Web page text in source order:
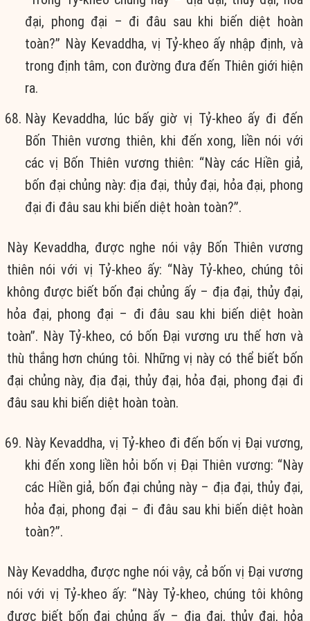
đại, phong đại – đi đâu sau khi biến diệt hoàn
toàn?” Này Kevaddha, vị Tỷ-kheo ấy nhập định, và
trong định tâm, con đường đưa đến Thiên giới hiện
ra.
Này Kevaddha, lúc bấy giờ vị Tỷ-kheo ấy đi đến
Bốn Thiên vương thiên, khi đến xong, liền nói với
các vị Bốn Thiên vương thiên: “Này các Hiền giả,
bốn đại chủng này: địa đại, thủy đại, hỏa đại, phong
đại đi đâu sau khi biến diệt hoàn toàn?”.
Này Kevaddha, được nghe nói vậy Bốn Thiên vương
thiên nói với vị Tỷ-kheo ấy: “Này Tỷ-kheo, chúng tôi
không được biết bốn đại chủng ấy – địa đại, thủy đại,
hỏa đại, phong đại – đi đâu sau khi biến diệt hoàn
toàn”. Này Tỷ-kheo, có bốn Ðại vương ưu thế hơn và
thù thắng hơn chúng tôi. Những vị này có thể biết bốn
đại chủng này, địa đại, thủy đại, hỏa đại, phong đại đi
đâu sau khi biến diệt hoàn toàn.
Này Kevaddha, vị Tỷ-kheo đi đến bốn vị Ðại vương,
khi đến xong liền hỏi bốn vị Ðại Thiên vương: “Này
các Hiền giả, bốn đại chủng này – địa đại, thủy đại,
hỏa đại, phong đại – đi đâu sau khi biến diệt hoàn
toàn?”.
Này Kevaddha, được nghe nói vậy, cả bốn vị Ðại vương
nói với vị Tỷ-kheo ấy: “Này Tỷ-kheo, chúng tôi không
được biết bốn đại chủng ấy – địa đại, thủy đại, hỏa